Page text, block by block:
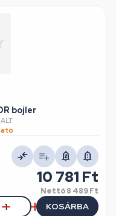
bojler
10 781 Ft
Nettó8 489 Ft
KOSÁRBA